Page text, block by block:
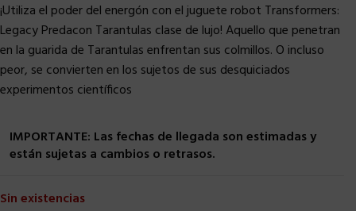
¡Utiliza el poder del energón con el juguete robot Transformers:
Legacy Predacon Tarantulas clase de lujo! Aquello que penetran
en la guarida de Tarantulas enfrentan sus colmillos. O incluso
peor, se convierten en los sujetos de sus desquiciados
experimentos científicos
IMPORTANTE: Las fechas de llegada son estimadas y
están sujetas a cambios o retrasos.
Sin existencias